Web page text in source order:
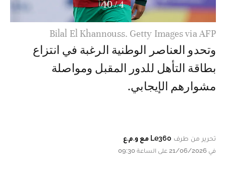
4
/
10
Bilal El Khannouss. Getty Images via AFP
وتحدو العناصر الوطنية الرغبة في انتزاع
بطاقة التأهل للدور المقبل ومواصلة
مشوارهم الإيجابي.
تحرير من طرف Le360 مع و.م.ع
في 21/06/2026 على الساعة 09:30